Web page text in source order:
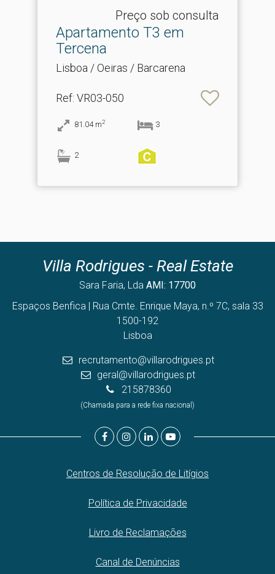
Preço sob consulta
Apartamento T3 em
Tercena
Lisboa / Oeiras / Barcarena
Ref: VR03-050
81.04 m2 3
2
Villa Rodrigues - Real Estate
Sara Faria, Lda AMI: 17700
Espaços Benfica | Rua Cmte. Enrique Maya, n.º 7C, sala 33
1500-192
Lisboa
recrutamento@villarodrigues.pt
geral@villarodrigues.pt
215878360
(Chamada para a rede fixa nacional)
Centros de Resolução de Litígios
Política de Privacidade
Livro de Reclamações
Canal de Denúncias